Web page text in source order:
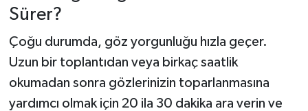
Sürer?
Çoğu durumda, göz yorgunluğu hızla geçer.
Uzun bir toplantıdan veya birkaç saatlik
okumadan sonra gözlerinizin toparlanmasına
yardımcı olmak için 20 ila 30 dakika ara verin ve